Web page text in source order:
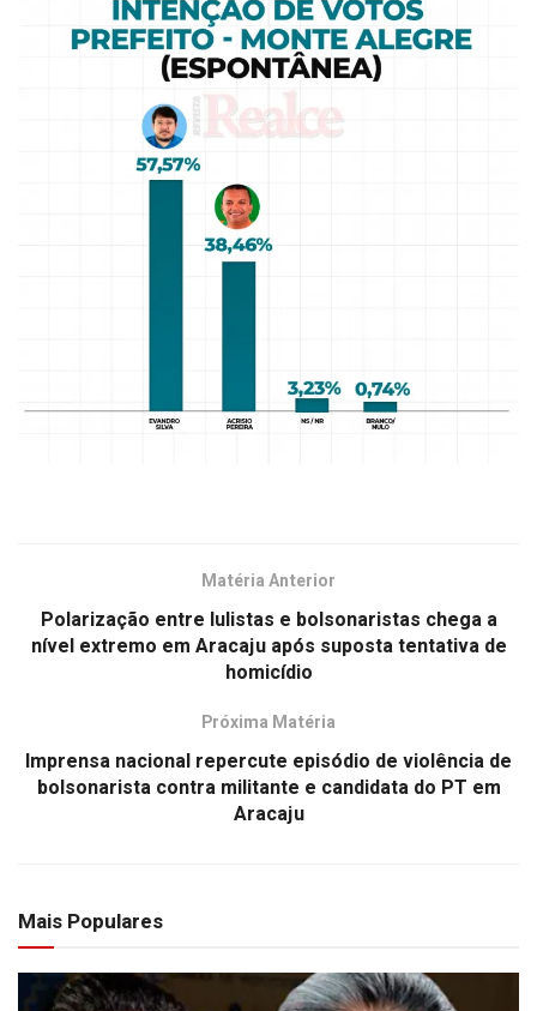
Matéria Anterior
Polarização entre lulistas e bolsonaristas chega a
nível extremo em Aracaju após suposta tentativa de
homicídio
Próxima Matéria
Imprensa nacional repercute episódio de violência de
bolsonarista contra militante e candidata do PT em
Aracaju
Mais Populares